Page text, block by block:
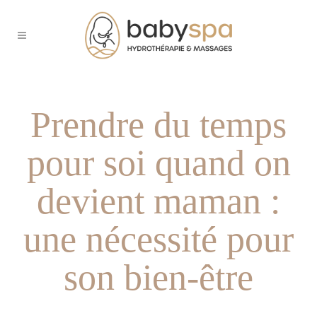
Prendre du temps
pour soi quand on
devient maman :
une nécessité pour
son bien-être